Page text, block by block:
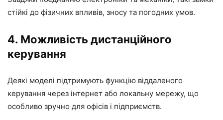
стійкі до фізичних впливів, зносу та погодних умов.
4. Можливість дистанційного
керування
Деякі моделі підтримують функцію віддаленого
керування через інтернет або локальну мережу, що
особливо зручно для офісів і підприємств.